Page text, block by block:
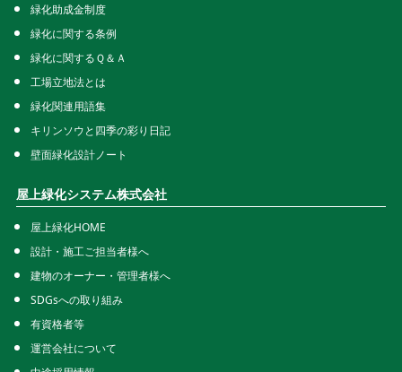
緑化助成金制度
緑化に関する条例
緑化に関するＱ＆Ａ
工場立地法とは
緑化関連用語集
キリンソウと四季の彩り日記
壁面緑化設計ノート
屋上緑化システム株式会社
屋上緑化HOME
設計・施工ご担当者様へ
建物のオーナー・管理者様へ
SDGsへの取り組み
有資格者等
運営会社について